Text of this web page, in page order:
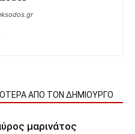
ΑΠΟ ΤΟΝ ΔΗΜΙΟΥΡΓΟ
μαρινάτος